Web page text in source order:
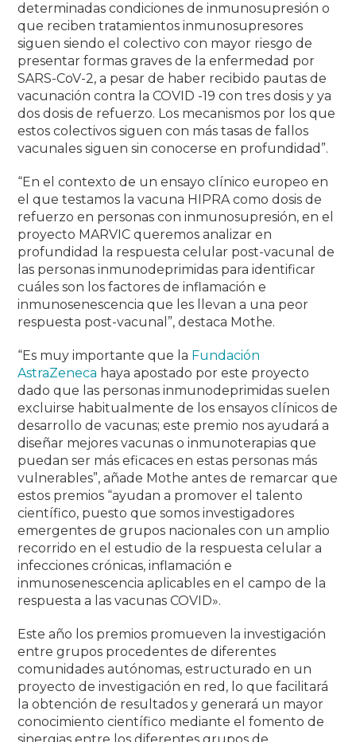
determinadas condiciones de inmunosupresión o
que reciben tratamientos inmunosupresores
siguen siendo el colectivo con mayor riesgo de
presentar formas graves de la enfermedad por
SARS-CoV-2, a pesar de haber recibido pautas de
vacunación contra la COVID -19 con tres dosis y ya
dos dosis de refuerzo. Los mecanismos por los que
estos colectivos siguen con más tasas de fallos
vacunales siguen sin conocerse en profundidad”.
“En el contexto de un ensayo clínico europeo en
el que testamos la vacuna HIPRA como dosis de
refuerzo en personas con inmunosupresión, en el
proyecto MARVIC queremos analizar en
profundidad la respuesta celular post-vacunal de
las personas inmunodeprimidas para identificar
cuáles son los factores de inflamación e
inmunosenescencia que les llevan a una peor
respuesta post-vacunal”, destaca Mothe.
“Es muy importante que la Fundación
AstraZeneca haya apostado por este proyecto
dado que las personas inmunodeprimidas suelen
excluirse habitualmente de los ensayos clínicos de
desarrollo de vacunas; este premio nos ayudará a
diseñar mejores vacunas o inmunoterapias que
puedan ser más eficaces en estas personas más
vulnerables”, añade Mothe antes de remarcar que
estos premios “ayudan a promover el talento
científico, puesto que somos investigadores
emergentes de grupos nacionales con un amplio
recorrido en el estudio de la respuesta celular a
infecciones crónicas, inflamación e
inmunosenescencia aplicables en el campo de la
respuesta a las vacunas COVID».
Este año los premios promueven la investigación
entre grupos procedentes de diferentes
comunidades autónomas, estructurado en un
proyecto de investigación en red, lo que facilitará
la obtención de resultados y generará un mayor
conocimiento científico mediante el fomento de